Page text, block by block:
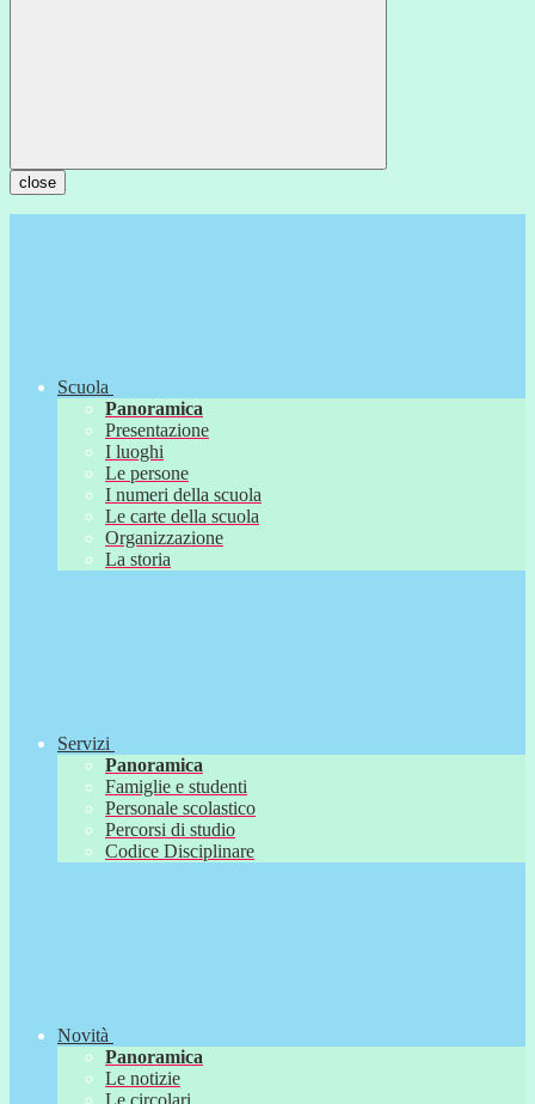
close
Scuola
Panoramica
Presentazione
I luoghi
Le persone
I numeri della scuola
Le carte della scuola
Organizzazione
La storia
Servizi
Panoramica
Famiglie e studenti
Personale scolastico
Percorsi di studio
Codice Disciplinare
Novità
Panoramica
Le notizie